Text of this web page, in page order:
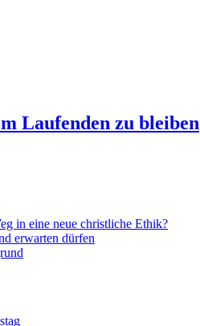
Laufenden zu bleiben
in eine neue christliche Ethik?
erwarten dürfen